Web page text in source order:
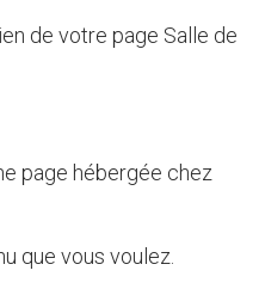
de votre page Salle de
page hébergée chez
que vous voulez.